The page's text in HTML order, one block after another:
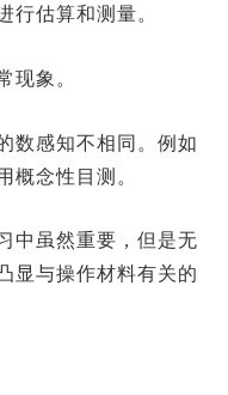
行估算和测量。
现象。
数感知不相同。例如
概念性目测。
中虽然重要，但是无
显与操作材料有关的